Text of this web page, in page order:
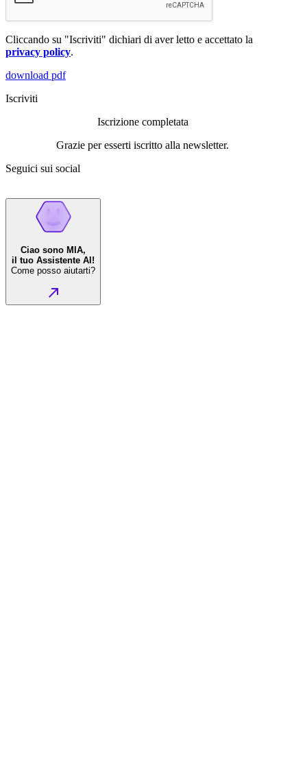
Cliccando su "Iscriviti" dichiari di aver letto e accettato la
privacy policy.
download pdf
Iscriviti
Iscrizione completata
Grazie per esserti iscritto alla newsletter.
Seguici sui social
Ciao sono MIA,
il tuo Assistente AI!
Come posso aiutarti?